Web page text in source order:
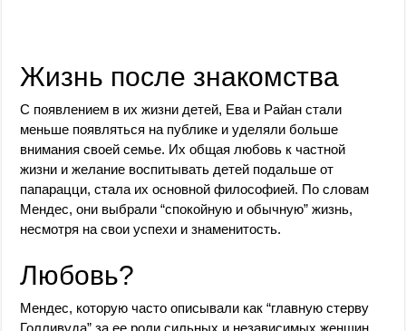
Жизнь после знакомства
С появлением в их жизни детей, Ева и Райан стали
меньше появляться на публике и уделяли больше
внимания своей семье. Их общая любовь к частной
жизни и желание воспитывать детей подальше от
папарацци, стала их основной философией. По словам
Мендес, они выбрали “спокойную и обычную” жизнь,
несмотря на свои успехи и знаменитость.
Любовь?
Мендес, которую часто описывали как “главную стерву
Голливуда” за ее роли сильных и независимых женщин,